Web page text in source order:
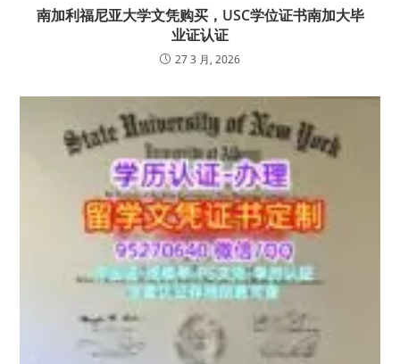
南加利福尼亚大学文凭购买，USC学位证书南加大毕
业证认证
27 3 月, 2026